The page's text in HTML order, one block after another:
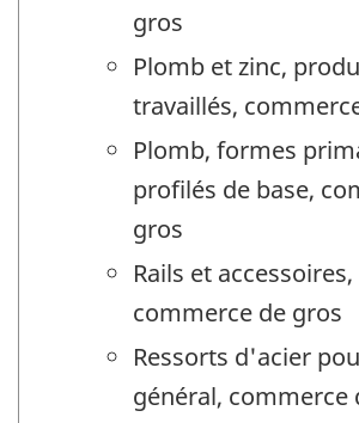
gros
Plomb et zinc,
travaillés,
Plomb, formes
profilés de base,
gros
Rails et
commerce de gros
Ressorts d'acier
général, commerce